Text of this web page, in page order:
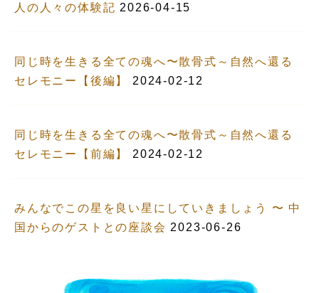
人の人々の体験記 2026-04-15
同じ時を生きる全ての魂へ〜散骨式～自然へ還る
セレモニー【後編】
2024-02-12
同じ時を生きる全ての魂へ〜散骨式～自然へ還る
セレモニー【前編】
2024-02-12
みんなでこの星を良い星にしていきましょう 〜 中
国からのゲストとの座談会 2023-06-26